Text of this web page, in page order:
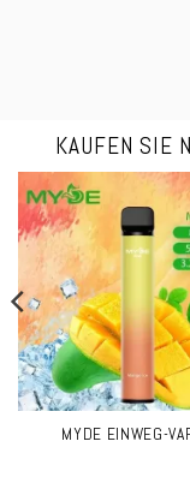
KAUFEN SIE
MYDE EINWEG-